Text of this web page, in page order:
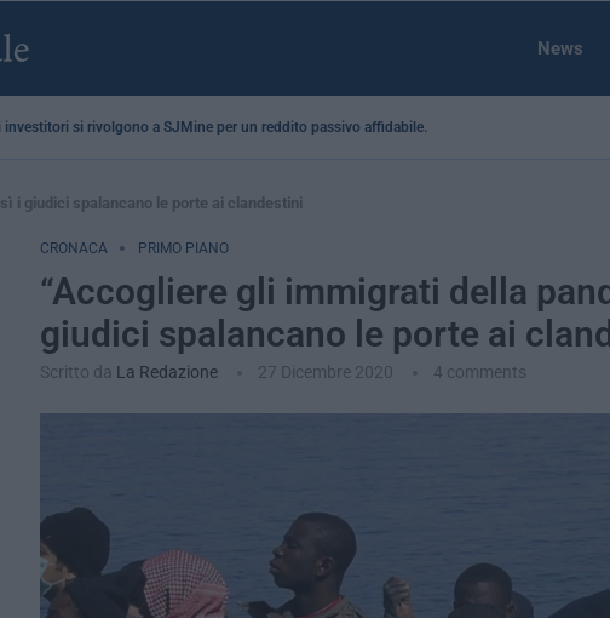
News
investitori si rivolgono a SJMine per un reddito passivo affidabile...
i giudici spalancano le porte ai clandestini
CRONACA PRIMO PIANO
“Accogliere gli immigrati della
giudici spalancano le porte ai
Scritto da La Redazione 27 Dicembre 2020 4 comments